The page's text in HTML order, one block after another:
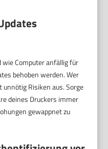
Computer anfällig für
behoben werden. Wer
Risiken aus. Sorge
deines Druckers immer
gewappnet zu